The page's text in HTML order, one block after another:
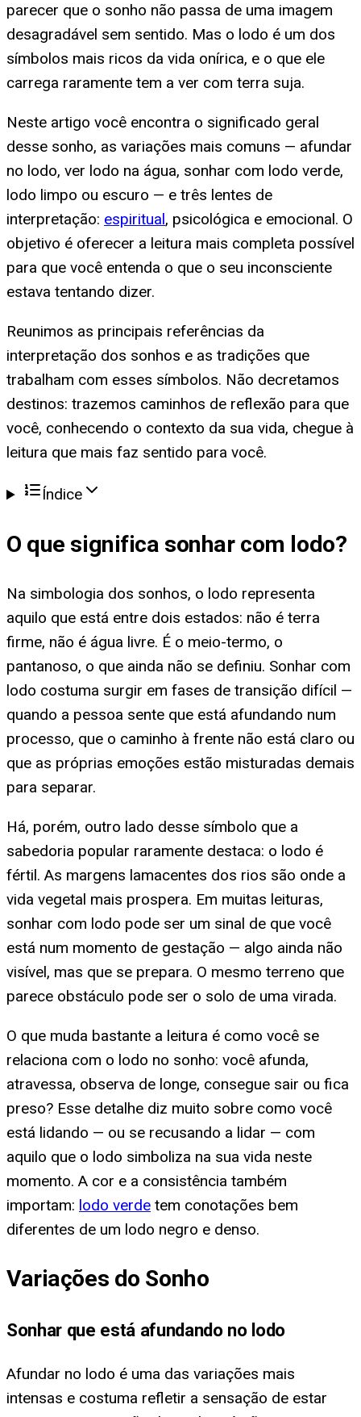
parecer que o sonho não passa de uma imagem
desagradável sem sentido. Mas o lodo é um dos
símbolos mais ricos da vida onírica, e o que ele
carrega raramente tem a ver com terra suja.
Neste artigo você encontra o significado geral
desse sonho, as variações mais comuns — afundar
no lodo, ver lodo na água, sonhar com lodo verde,
lodo limpo ou escuro — e três lentes de
interpretação: espiritual, psicológica e emocional. O
objetivo é oferecer a leitura mais completa possível
para que você entenda o que o seu inconsciente
estava tentando dizer.
Reunimos as principais referências da
interpretação dos sonhos e as tradições que
trabalham com esses símbolos. Não decretamos
destinos: trazemos caminhos de reflexão para que
você, conhecendo o contexto da sua vida, chegue à
leitura que mais faz sentido para você.
Índice
O que significa sonhar com lodo?
Na simbologia dos sonhos, o lodo representa
aquilo que está entre dois estados: não é terra
firme, não é água livre. É o meio-termo, o
pantanoso, o que ainda não se definiu. Sonhar com
lodo costuma surgir em fases de transição difícil —
quando a pessoa sente que está afundando num
processo, que o caminho à frente não está claro ou
que as próprias emoções estão misturadas demais
para separar.
Há, porém, outro lado desse símbolo que a
sabedoria popular raramente destaca: o lodo é
fértil. As margens lamacentes dos rios são onde a
vida vegetal mais prospera. Em muitas leituras,
sonhar com lodo pode ser um sinal de que você
está num momento de gestação — algo ainda não
visível, mas que se prepara. O mesmo terreno que
parece obstáculo pode ser o solo de uma virada.
O que muda bastante a leitura é como você se
relaciona com o lodo no sonho: você afunda,
atravessa, observa de longe, consegue sair ou fica
preso? Esse detalhe diz muito sobre como você
está lidando — ou se recusando a lidar — com
aquilo que o lodo simboliza na sua vida neste
momento. A cor e a consistência também
importam: lodo verde tem conotações bem
diferentes de um lodo negro e denso.
Variações do Sonho
Sonhar que está afundando no lodo
Afundar no lodo é uma das variações mais
intensas e costuma refletir a sensação de estar